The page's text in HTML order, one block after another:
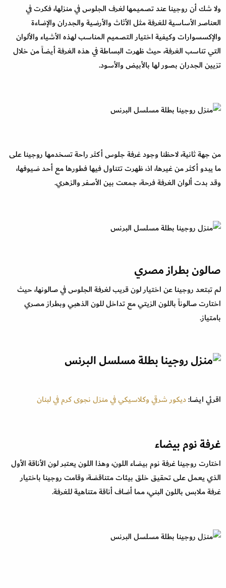
ولا شك أن روجينا عند تصميمها لغرف الجلوس في منزلها، فكرت في
العناصر الأساسية للغرفة مثل الأثاث والأرضية والجدران والإضاءة
والإكسسوارات وكيفية اختيار التصميم المناسب لهذه الأشياء والألوان
التي تناسب الغرفة، حيث ظهرت البساطة في هذه الغرفة أيضاً من خلال
تزيين الجدران بصور لها بالأبيض والأسود.
من جهة ثانية، لاحظنا وجود غرفة جلوس أكثر راحة تسخدمها روجينا على
ما يبدو أكثر من غيرها، اذ، ظهرت تتناول فيها فطورها مع أحد ضيوفها،
وقد بدت ألوان الغرفة فرحة، جمعت بين الأصفر والزهري.
صالون بطراز مصري
لم تبتعد روجينا عن اختيار لون قريب لغرفة الجلوس في صالونها، حيث
اختارت صالوناً باللون الزيتي مع تداخل للون الذهبي وبطراز مصري
بامتياز.
اقرئي ايضا:ديكور شرقي وكلاسيكي في منزل نجوى كرم في لبنان
غرفة نوم بيضاء
اختارت روجينا غرفة نوم بيضاء اللون، وهذا اللون يعتبر لون الأناقة الأول
الذي يعمل على تحقيق خلق بيئات متناقضة، وقامت روجينا باختيار
غرفة ملابس باللون البني، مما أضاف أناقة متناهية للغرفة.